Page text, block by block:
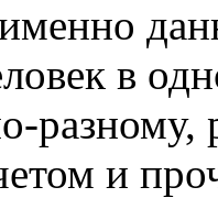
в
разному,
и